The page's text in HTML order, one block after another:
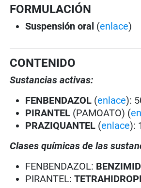
FORMULACIÓN
Suspensión oral (enlace)
CONTENIDO
Sustancias activas:
FENBENDAZOL (enlace):
PIRANTEL (PAMOATO) (
PRAZIQUANTEL (enlace):
Clases químicas de las
FENBENDAZOL:
PIRANTEL: